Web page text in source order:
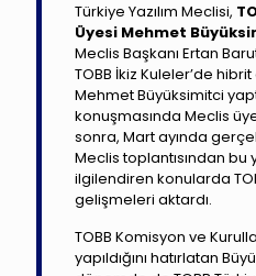
Türkiye Yazılım Meclisi,
Üyesi Mehmet
Meclis Başkanı Ertan
TOBB İkiz Kuleler’de
Mehmet Büyüksimitci
konuşmasında Meclis
sonra, Mart ayında
Meclis toplantısından bu
ilgilendiren konularda
gelişmeleri aktardı.
TOBB Komisyon ve
yapıldığını hatırlatan